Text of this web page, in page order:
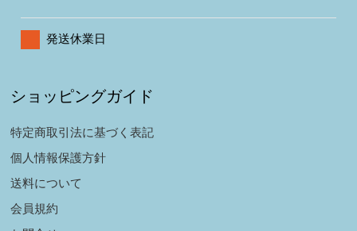
発送休業日
ショッピングガイド
特定商取引法に基づく表記
個人情報保護方針
送料について
会員規約